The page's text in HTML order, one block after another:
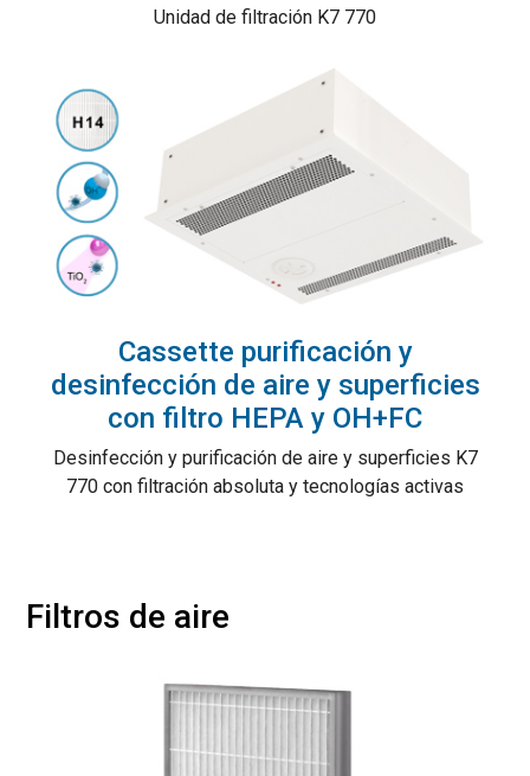
Unidad de filtración K7 770
Cassette purificación y
desinfección de aire y superficies
con filtro HEPA y OH+FC
Desinfección y purificación de aire y superficies K7
770 con filtración absoluta y tecnologías activas
Filtros de aire